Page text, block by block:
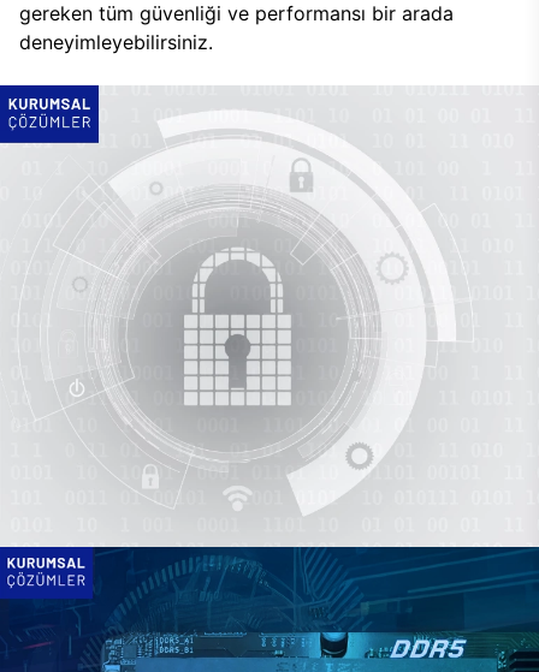
gereken tüm güvenliği ve performansı bir arada
deneyimleyebilirsiniz.